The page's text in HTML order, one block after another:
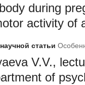
during
activity of
статьи
V.V.,
of